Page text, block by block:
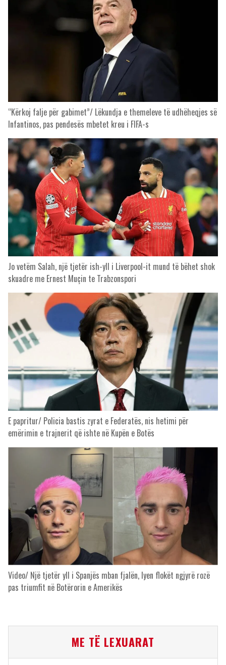
“Kërkoj falje për gabimet”/ Lëkundja e themeleve të udhëheqjes së
Infantinos, pas pendesës mbetet kreu i FIFA-s
Jo vetëm Salah, një tjetër ish-yll i Liverpool-it mund të bëhet shok
skuadre me Ernest Muçin te Trabzonspori
E papritur/ Policia bastis zyrat e Federatës, nis hetimi për
emërimin e trajnerit që ishte në Kupën e Botës
Video/ Një tjetër yll i Spanjës mban fjalën, lyen flokët ngjyrë rozë
pas triumfit në Botërorin e Amerikës
ME TË LEXUARAT